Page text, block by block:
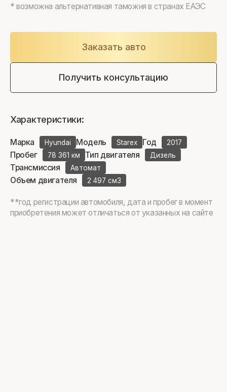
* возможна альтернативная таможня в странах ЕАЭС
Заказать авто
Получить консультацию
Характеристики:
Марка Hyundai Модель Starex Год 2017
Пробег 78 361 км Тип двигателя Дизель
Трансмиссия Автомат
Объем двигателя 2 497 см3
**год регистрации автомобиля, дата и пробег в момент
приобретения может отличаться от указанных на сайте